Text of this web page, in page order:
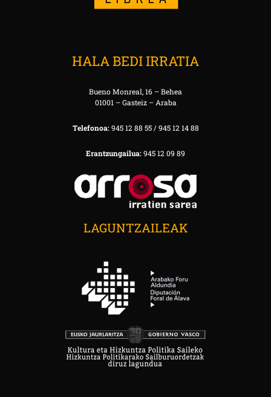
HALA BEDI IRRATIA
Bueno Monreal, 16 – Behea
01001 – Gasteiz – Araba
Telefonoa:945 12 88 55 / 945 12 14 88
Erantzungailua:945 12 09 89
LAGUNTZAILEAK